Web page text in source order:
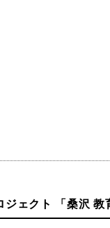
ェクト 「桑沢 教